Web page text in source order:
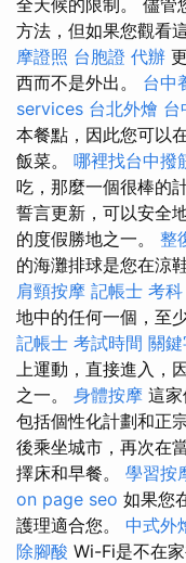
全天候的限制。 儘管
方法，但如果您觀看
摩證照 台胞證 代辦
西而不是外出。 台中
services 台北外燴 台
本餐點，因此您可以
飯菜。 哪裡找台中撥
吃，那麼一個很棒的
誓言更新，可以安全
的度假勝地之一。 整
的海灘排球是您在涼
肩頸按摩 記帳士 考科
地中的任何一個，至
記帳士 考試時間 關
上運動，直接進入，
之一。 身體按摩 這
包括個性化計劃和正
後乘坐城市，再次在
擇床和早餐。 學習按
on page seo 如果您
護理適合您。 中式外
除腳酸 Wi-Fi是不在